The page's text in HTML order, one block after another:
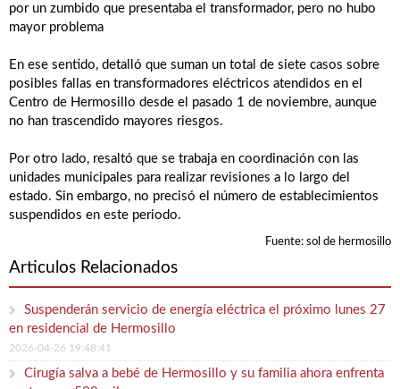
por un zumbido que presentaba el transformador, pero no hubo
mayor problema
En ese sentido, detalló que suman un total de siete casos sobre
posibles fallas en transformadores eléctricos atendidos en el
Centro de Hermosillo desde el pasado 1 de noviembre, aunque
no han trascendido mayores riesgos.
Por otro lado, resaltó que se trabaja en coordinación con las
unidades municipales para realizar revisiones a lo largo del
estado. Sin embargo, no precisó el número de establecimientos
suspendidos en este periodo.
Fuente: sol de hermosillo
Articulos Relacionados
Suspenderán servicio de energía eléctrica el próximo lunes 27
en residencial de Hermosillo
2026-04-26 19:48:41
Cirugía salva a bebé de Hermosillo y su familia ahora enfrenta